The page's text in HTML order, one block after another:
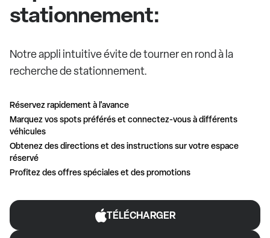
stationnement:
Notre appli intuitive évite de tourner en rond à la
recherche de stationnement.
Réservez rapidement à l'avance
Marquez vos spots préférés et connectez-vous à différents
véhicules
Obtenez des directions et des instructions sur votre espace
réservé
Profitez des offres spéciales et des promotions
TÉLÉCHARGER